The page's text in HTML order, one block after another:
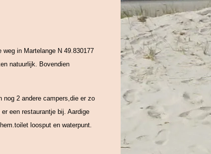
in Martelange N 49.830177
natuurlijk. Bovendien
nog 2 andere campers,die er zo
een restaurantje bij. Aardige
loosput en waterpunt.